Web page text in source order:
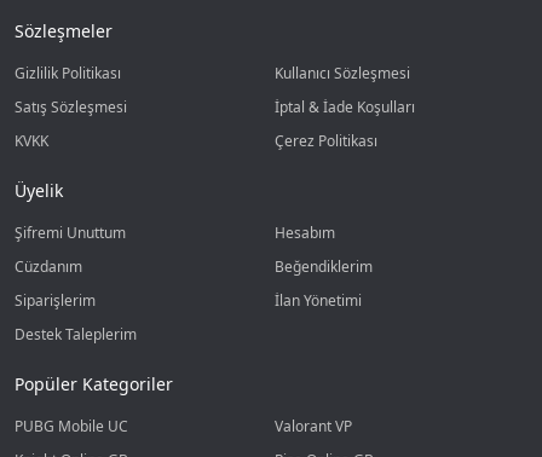
Sözleşmeler
Gizlilik Politikası
Kullanıcı Sözleşmesi
Satış Sözleşmesi
İptal & İade Koşulları
KVKK
Çerez Politikası
Üyelik
Şifremi Unuttum
Hesabım
Cüzdanım
Beğendiklerim
Siparişlerim
İlan Yönetimi
Destek Taleplerim
Popüler Kategoriler
PUBG Mobile UC
Valorant VP